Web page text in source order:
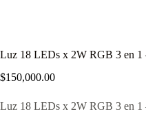
Luz 18 LEDs x 2W RGB 3 en 1
$150,000.00
Luz 18 LEDs x 2W RGB 3 en 1